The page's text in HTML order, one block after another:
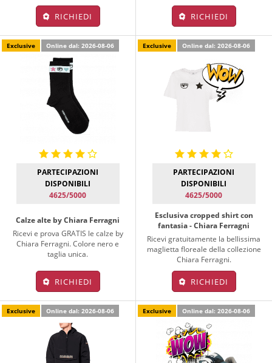
RICHIEDI RICHIEDI
Exclusive Online dal: 2026-08-06
PARTECIPAZIONI
DISPONIBILI
4625/5000
Calze alte by Chiara Ferragni
Ricevi e prova GRATIS le calze by
Chiara Ferragni. Colore nero e
taglia unica.
RICHIEDI
Exclusive Online dal: 2026-08-06
PARTECIPAZIONI
DISPONIBILI
4625/5000
Esclusiva cropped shirt con
fantasia - Chiara Ferragni
Ricevi gratuitamente la bellissima
maglietta floreale della collezione
Chiara Ferragni.
RICHIEDI
Exclusive Online dal: 2026-08-06 Exclusive Online dal: 2026-08-06